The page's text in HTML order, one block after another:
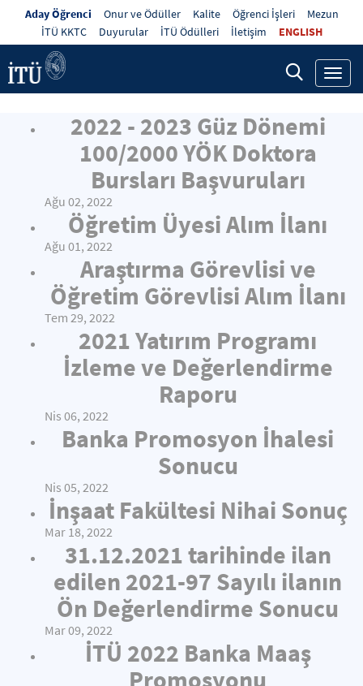
Aday Öğrenci Onur ve Ödüller Kalite Öğrenci İşleri
Mezun
İTÜ KKTC
Duyurular İTÜ Ödülleri İletişim ENGLISH
2022 - 2023 Güz Dönemi
100/2000 YÖK Doktora
Bursları Başvuruları
Ağu 02, 2022
Öğretim Üyesi Alım İlanı
Ağu 01, 2022
Araştırma Görevlisi ve
Öğretim Görevlisi Alım İlanı
Tem 29, 2022
2021 Yatırım Programı
İzleme ve Değerlendirme
Raporu
Nis 06, 2022
Banka Promosyon İhalesi
Sonucu
Nis 05, 2022
İnşaat Fakültesi Nihai Sonuç
Mar 18, 2022
31.12.2021 tarihinde ilan
edilen 2021-97 Sayılı ilanın
Ön Değerlendirme Sonucu
Mar 09, 2022
İTÜ 2022 Banka Maaş
Promosyonu